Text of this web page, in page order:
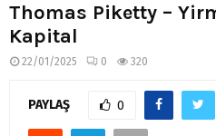
Thomas Piketty –
Kapital
22/01/2025 0 320
PAYLAŞ 0